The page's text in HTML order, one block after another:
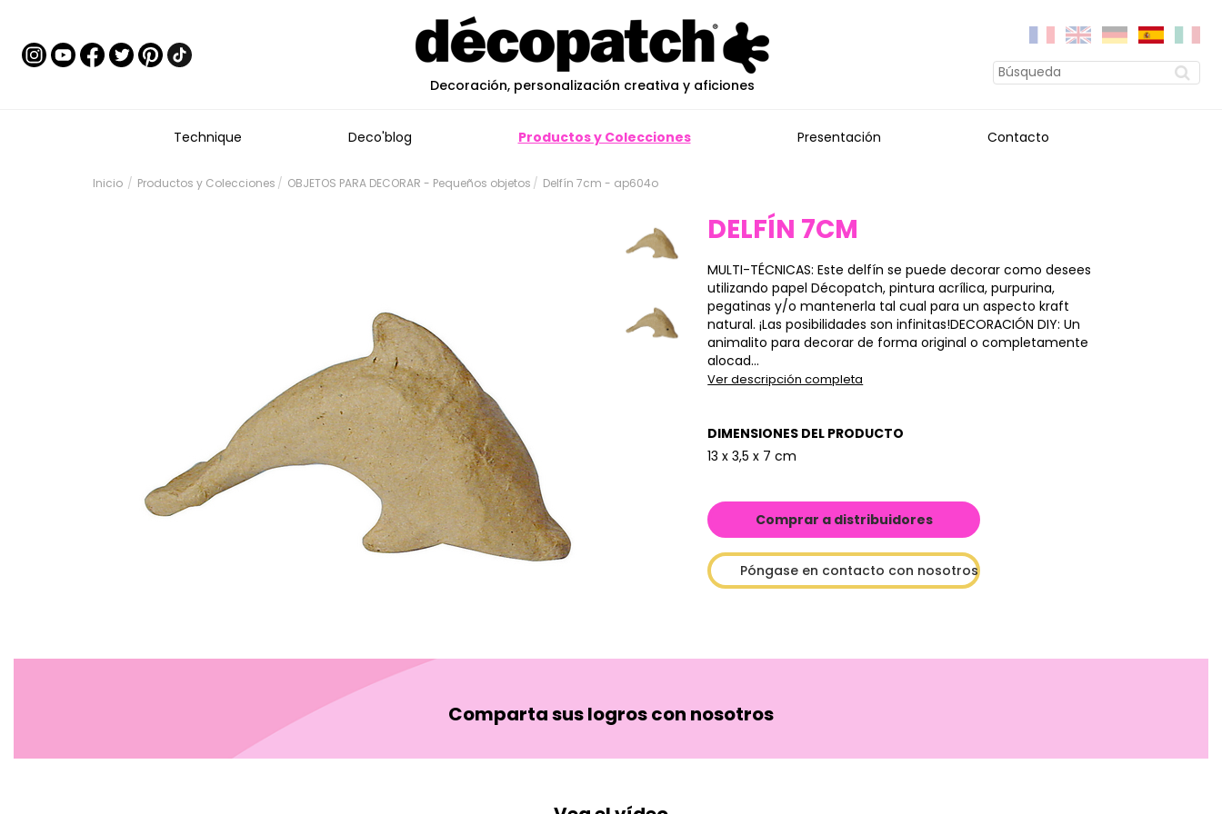
Decoración, personalización creativa y aficiones
Technique Deco'blog Productos y Colecciones Presentación Contacto
Inicio Productos y Colecciones OBJETOS PARA DECORAR - Pequeños objetos Delfín 7cm - ap604o
DELFÍN 7CM
MULTI-TÉCNICAS: Este delfín se puede decorar como desees
utilizando papel Décopatch, pintura acrílica, purpurina,
pegatinas y/o mantenerla tal cual para un aspecto kraft
natural. ¡Las posibilidades son infinitas!DECORACIÓN DIY: Un
animalito para decorar de forma original o completamente
alocad...
Ver descripción completa
DIMENSIONES DEL PRODUCTO
13 x 3,5 x 7 cm
Comprar a distribuidores
Póngase en contacto con nosotros
Comparta sus logros con nosotros